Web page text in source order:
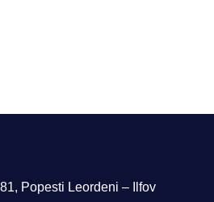
Popesti Leordeni – Ilfov